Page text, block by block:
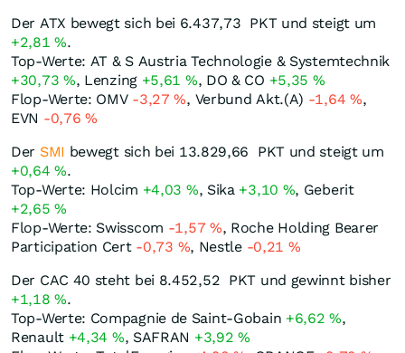
Der ATX bewegt sich bei 6.437,73 PKTund steigt um
+2,81%.
Top-Werte: AT & S Austria Technologie & Systemtechnik
+30,73 %, Lenzing +5,61 %, DO & CO +5,35 %
Flop-Werte: OMV -3,27%, Verbund Akt.(A) -1,64 %,
EVN -0,76%
Der SMI bewegt sich bei 13.829,66 PKTund steigt um
+0,64%.
Top-Werte: Holcim +4,03 %, Sika +3,10 %, Geberit
+2,65%
Flop-Werte: Swisscom -1,57 %, Roche Holding Bearer
Participation Cert -0,73 %, Nestle -0,21 %
Der CAC 40 steht bei 8.452,52 PKT und gewinnt bisher
+1,18%.
Top-Werte: Compagnie de Saint-Gobain +6,62%,
Renault +4,34 %, SAFRAN +3,92%